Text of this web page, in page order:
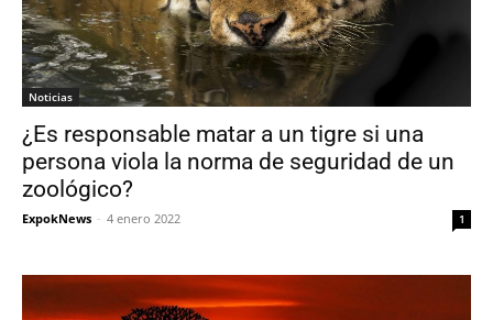
Noticias
¿Es responsable matar a un tigre si una
persona viola la norma de seguridad de un
zoológico?
ExpokNews - 4 enero 2022 1